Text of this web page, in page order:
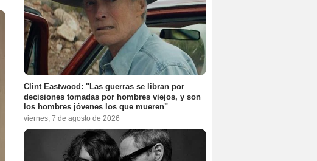
Clint Eastwood: "Las guerras se libran por
decisiones tomadas por hombres viejos, y son
los hombres jóvenes los que mueren"
viernes, 7 de agosto de 2026